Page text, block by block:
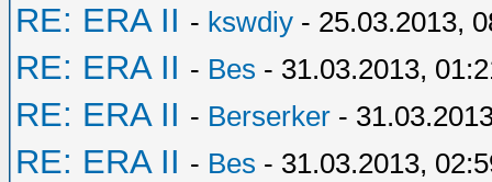
RE: ERA II - kswdiy - 25.03.2013,
RE: ERA II - Bes - 31.03.2013,
RE: ERA II - Berserker -
RE: ERA II - Bes - 31.03.2013,